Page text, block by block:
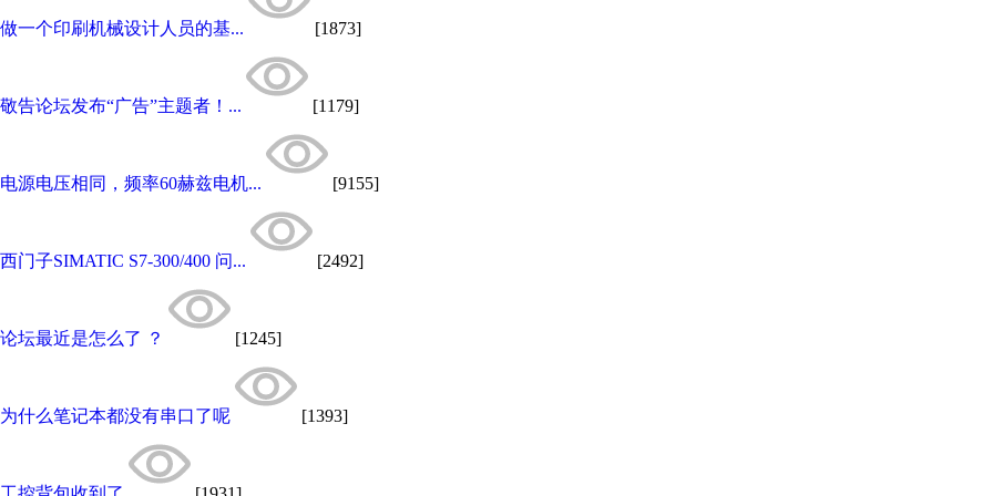
做一个印刷机械设计人员的基... [1873]
敬告论坛发布“广告”主题者！... [1179]
电源电压相同，频率60赫兹电机... [9155]
西门子SIMATIC S7-300/400 问... [2492]
论坛最近是怎么了 ？ [1245]
为什么笔记本都没有串口了呢 [1393]